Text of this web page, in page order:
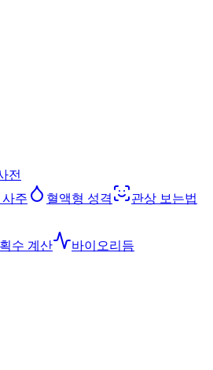
전
주 혈액형 성격
관상 보는법
수 계산
바이오리듬